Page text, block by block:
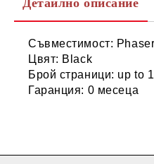
Детайлно описание
Съвместимост:
Цвят: Black
Брой страници: up to
Гаранция: 0 месеца